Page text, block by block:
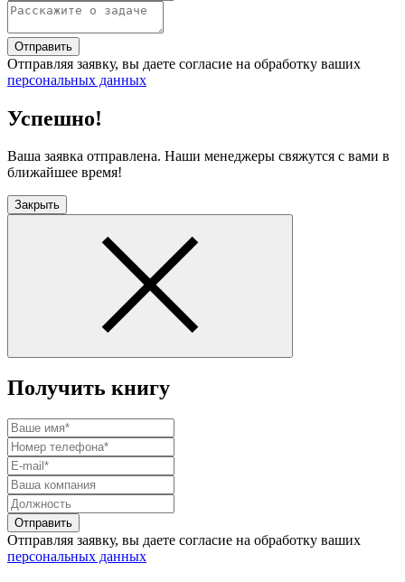
Отправить
Отправляя заявку, вы даете согласие на обработку ваших
персональных данных
Успешно!
Ваша заявка отправлена. Наши менеджеры свяжутся с вами в
ближайшее время!
Закрыть
Получить книгу
Отправить
Отправляя заявку, вы даете согласие на обработку ваших
персональных данных